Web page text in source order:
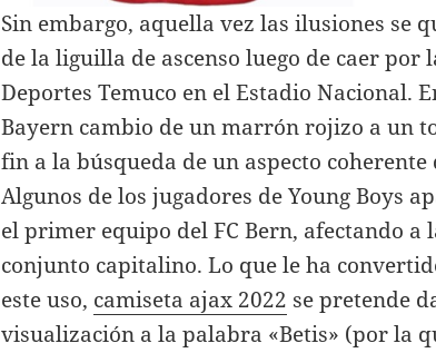
Sin embargo, aquella vez las ilusiones se
de la liguilla de ascenso luego de caer
Deportes Temuco en el Estadio Nacional.
Bayern cambio de un marrón rojizo a un
fin a la búsqueda de un aspecto
Algunos de los jugadores de Young Boys
el primer equipo del FC Bern, afectando
conjunto capitalino. Lo que le ha
este uso, camiseta ajax 2022 se pretende
visualización a la palabra «Betis» (por la